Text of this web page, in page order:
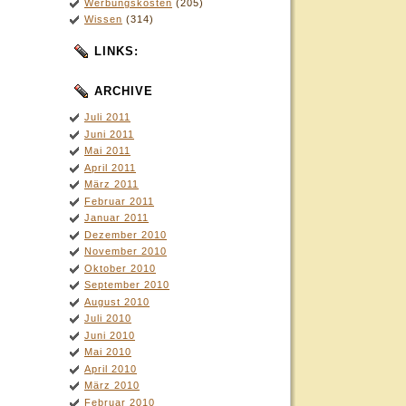
Werbungskosten (205)
Wissen (314)
LINKS:
ARCHIVE
Juli 2011
Juni 2011
Mai 2011
April 2011
März 2011
Februar 2011
Januar 2011
Dezember 2010
November 2010
Oktober 2010
September 2010
August 2010
Juli 2010
Juni 2010
Mai 2010
April 2010
März 2010
Februar 2010